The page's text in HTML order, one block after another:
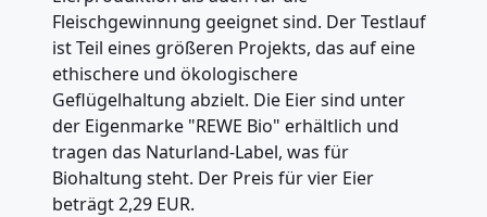
Fleischgewinnung geeignet sind. Der Testlauf
ist Teil eines größeren Projekts, das auf eine
ethischere und ökologischere
Geflügelhaltung abzielt. Die Eier sind unter
der Eigenmarke "REWE Bio" erhältlich und
tragen das Naturland-Label, was für
Biohaltung steht. Der Preis für vier Eier
beträgt 2,29 EUR.